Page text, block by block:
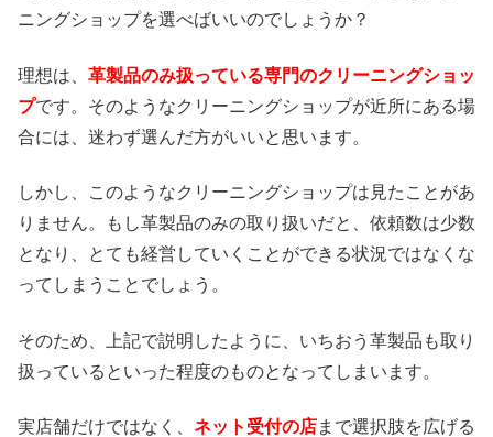
ニングショップを選べばいいのでしょうか？
理想は、 革製品のみ扱っている専門のクリーニングショッ
プです。そのようなクリーニングショップが近所にある場
合には、迷わず選んだ方がいいと思います。
しかし、このようなクリーニングショップは見たことがあ
りません。もし革製品のみの取り扱いだと、依頼数は少数
となり、とても経営していくことができる状況ではなくな
ってしまうことでしょう。
そのため、上記で説明したように、いちおう革製品も取り
扱っているといった程度のものとなってしまいます。
実店舗だけではなく、 ネット受付の店まで選択肢を広げる